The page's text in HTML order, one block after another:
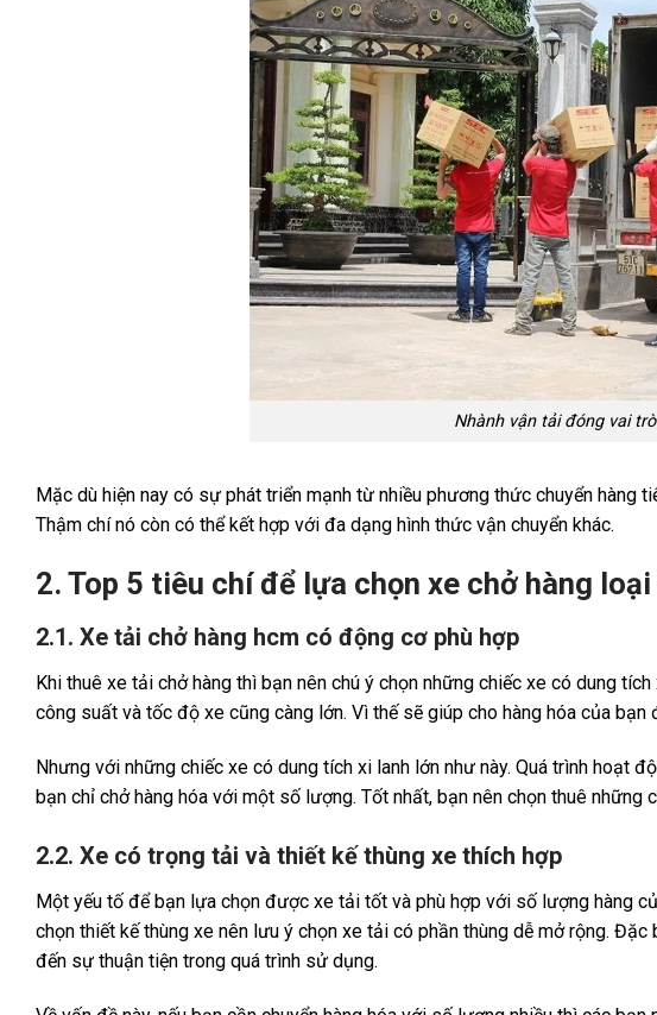
Nhành vận tải đóng vai
Mặc dù hiện nay có sự phát triển mạnh từ nhiều phương thức chuyển hàng
Thậm chí nó còn có thể kết hợp với đa dạng hình thức vận chuyển khác.
2. Top 5 tiêu chí để lựa chọn xe chở hàng
2.1. Xe tải chở hàng hcm có động cơ phù hợp
Khi thuê xe tải chở hàng thì bạn nên chú ý chọn những chiếc xe có dung
công suất và tốc độ xe cũng càng lớn. Vì thế sẽ giúp cho hàng hóa của bạn
Nhưng với những chiếc xe có dung tích xi lanh lớn như này. Quá trình hoạt
bạn chỉ chở hàng hóa với một số lượng. Tốt nhất, bạn nên chọn thuê những
2.2. Xe có trọng tải và thiết kế thùng xe thích hợp
Một yếu tố để bạn lựa chọn được xe tải tốt và phù hợp với số lượng hàng
chọn thiết kế thùng xe nên lưu ý chọn xe tải có phần thùng dễ mở rộng.
đến sự thuận tiện trong quá trình sử dụng.